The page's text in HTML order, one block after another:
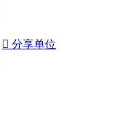
 分享单位